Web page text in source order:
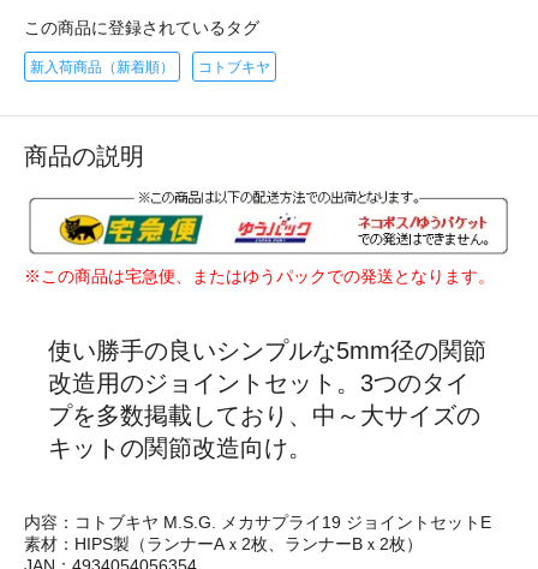
この商品に登録されているタグ
新入荷商品（新着順） コトブキヤ
商品の説明
※この商品は宅急便、またはゆうパックでの発送となります。
使い勝手の良いシンプルな5mm径の関節
改造用のジョイントセット。3つのタイ
プを多数掲載しており、中～大サイズの
キットの関節改造向け。
内容：コトブキヤ M.S.G. メカサプライ19 ジョイントセットE
素材：HIPS製（ランナーAｘ2枚、ランナーBｘ2枚）
JAN：4934054056354